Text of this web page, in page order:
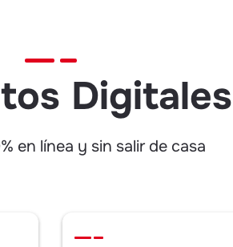
Digitales
en línea y sin salir de casa